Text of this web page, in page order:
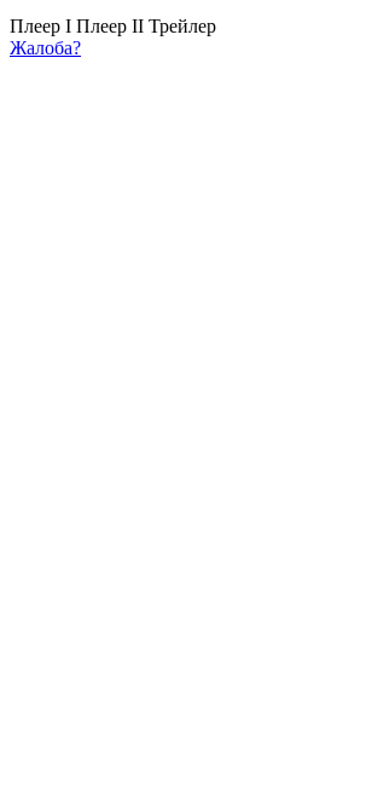
Плеер I Плеер II Трейлер
Жалоба?